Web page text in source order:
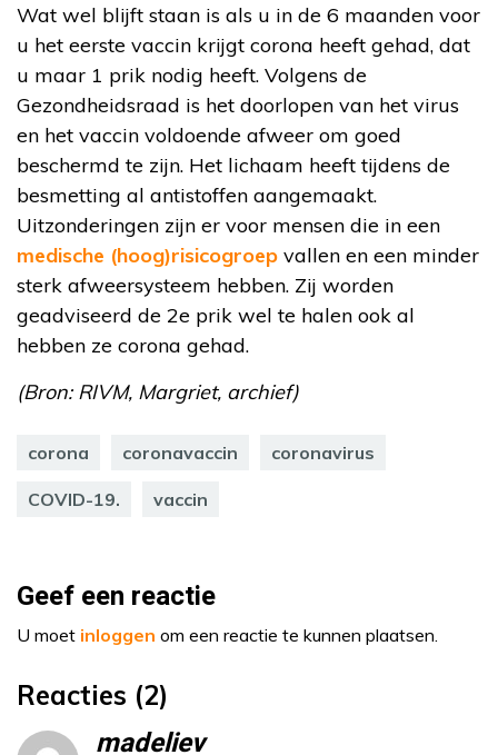
Wat wel blijft staan is als u in de 6 maanden voor
u het eerste vaccin krijgt corona heeft gehad, dat
u maar 1 prik nodig heeft. Volgens de
Gezondheidsraad is het doorlopen van het virus
en het vaccin voldoende afweer om goed
beschermd te zijn. Het lichaam heeft tijdens de
besmetting al antistoffen aangemaakt.
Uitzonderingen zijn er voor mensen die in een
medische (hoog)risicogroep vallen en een minder
sterk afweersysteem hebben. Zij worden
geadviseerd de 2e prik wel te halen ook al
hebben ze corona gehad.
(Bron: RIVM, Margriet, archief)
corona coronavaccin coronavirus
COVID-19. vaccin
Geef een reactie
U moet inloggen om een reactie te kunnen plaatsen.
Reacties (2)
madeliev